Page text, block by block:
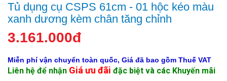
Tủ dụng cụ CSPS 61cm - 01 hộc kéo màu
xanh dương kèm chân tăng chỉnh
3.161.000đ
Miễn phí vận chuyển toàn quốc, Giá đã bao gồm Thuế VAT
Liên hệ để nhận Giá ưu đãi đặc biệt và các Khuyến mãi